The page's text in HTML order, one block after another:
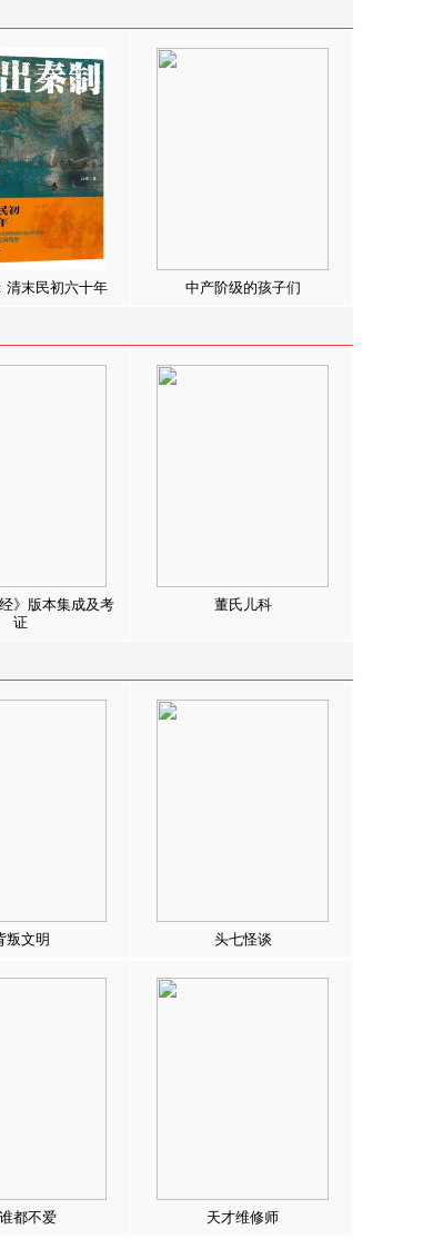
清末民初六十年 中产阶级的孩子们
》版本集成及考
证
董氏儿科
叛文明 头七怪谈
都不爱 天才维修师